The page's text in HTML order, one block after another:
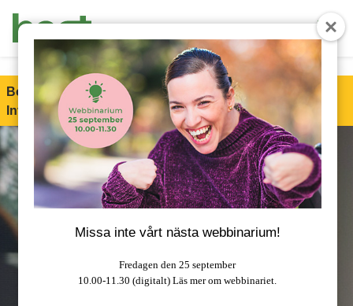
Missa inte vårt nästa webbinarium!
Fredagen den 25 september
10.00-11.30 (digitalt) Läs mer om webbinariet.
Boet är stolt partner till Special Olympics Sweden
Invitational Games 2026!
Läs mer om samarbetet.